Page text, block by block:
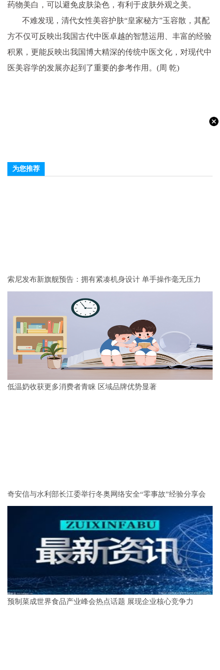
药物美白，可以避免皮肤染色，有利于皮肤外观之美。
不难发现，清代女性美容护肤“皇家秘方”玉容散，其配
方不仅可反映出我国古代中医卓越的智慧运用、丰富的经验
积累，更能反映出我国博大精深的传统中医文化，对现代中
医美容学的发展亦起到了重要的参考作用。(周 乾)
为您推荐
索尼发布新旗舰预告：拥有紧凑机身设计 单手操作毫无压力
低温奶收获更多消费者青睐 区域品牌优势显著
奇安信与水利部长江委举行冬奥网络安全“零事故”经验分享会
预制菜成世界食品产业峰会热点话题 展现企业核心竞争力